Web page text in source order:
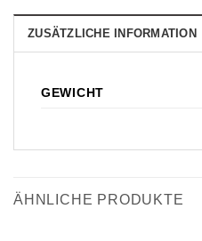
ZUSÄTZLICHE INFORMATION
GEWICHT
ÄHNLICHE PRODUKTE